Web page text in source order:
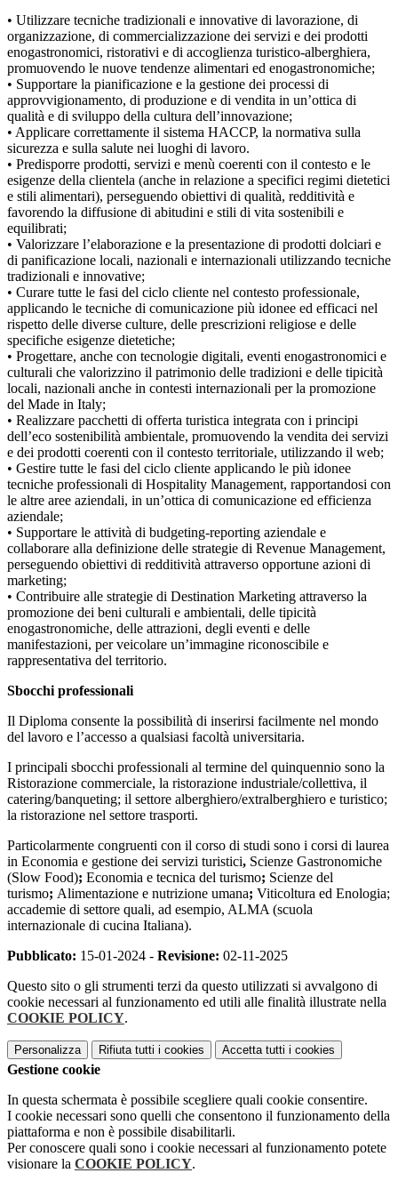
• Utilizzare tecniche tradizionali e innovative di lavorazione, di
organizzazione, di commercializzazione dei servizi e dei prodotti
enogastronomici, ristorativi e di accoglienza turistico-alberghiera,
promuovendo le nuove tendenze alimentari ed enogastronomiche;
• Supportare la pianificazione e la gestione dei processi di
approvvigionamento, di produzione e di vendita in un’ottica di
qualità e di sviluppo della cultura dell’innovazione;
• Applicare correttamente il sistema HACCP, la normativa sulla
sicurezza e sulla salute nei luoghi di lavoro.
• Predisporre prodotti, servizi e menù coerenti con il contesto e le
esigenze della clientela (anche in relazione a specifici regimi dietetici
e stili alimentari), perseguendo obiettivi di qualità, redditività e
favorendo la diffusione di abitudini e stili di vita sostenibili e
equilibrati;
• Valorizzare l’elaborazione e la presentazione di prodotti dolciari e
di panificazione locali, nazionali e internazionali utilizzando tecniche
tradizionali e innovative;
• Curare tutte le fasi del ciclo cliente nel contesto professionale,
applicando le tecniche di comunicazione più idonee ed efficaci nel
rispetto delle diverse culture, delle prescrizioni religiose e delle
specifiche esigenze dietetiche;
• Progettare, anche con tecnologie digitali, eventi enogastronomici e
culturali che valorizzino il patrimonio delle tradizioni e delle tipicità
locali, nazionali anche in contesti internazionali per la promozione
del Made in Italy;
• Realizzare pacchetti di offerta turistica integrata con i principi
dell’eco sostenibilità ambientale, promuovendo la vendita dei servizi
e dei prodotti coerenti con il contesto territoriale, utilizzando il web;
• Gestire tutte le fasi del ciclo cliente applicando le più idonee
tecniche professionali di Hospitality Management, rapportandosi con
le altre aree aziendali, in un’ottica di comunicazione ed efficienza
aziendale;
• Supportare le attività di budgeting-reporting aziendale e
collaborare alla definizione delle strategie di Revenue Management,
perseguendo obiettivi di redditività attraverso opportune azioni di
marketing;
• Contribuire alle strategie di Destination Marketing attraverso la
promozione dei beni culturali e ambientali, delle tipicità
enogastronomiche, delle attrazioni, degli eventi e delle
manifestazioni, per veicolare un’immagine riconoscibile e
rappresentativa del territorio.
Sbocchi professionali
Il Diploma consente la possibilità di inserirsi facilmente nel mondo
del lavoro e l’accesso a qualsiasi facoltà universitaria.
I principali sbocchi professionali al termine del quinquennio sono la
Ristorazione commerciale, la ristorazione industriale/collettiva, il
catering/banqueting; il settore alberghiero/extralberghiero e turistico;
la ristorazione nel settore trasporti.
Particolarmente congruenti con il corso di studi sono i corsi di laurea
in Economia e gestione dei servizi turistici, Scienze Gastronomiche
(Slow Food); Economia e tecnica del turismo; Scienze del
turismo; Alimentazione e nutrizione umana; Viticoltura ed Enologia;
accademie di settore quali, ad esempio, ALMA (scuola
internazionale di cucina Italiana).
Pubblicato: 15-01-2024 - Revisione: 02-11-2025
Questo sito o gli strumenti terzi da questo utilizzati si avvalgono di
cookie necessari al funzionamento ed utili alle finalità illustrate nella
COOKIE POLICY.
Personalizza Rifiuta tutti i cookies Accetta tutti i cookies
Gestione cookie
In questa schermata è possibile scegliere quali cookie consentire.
I cookie necessari sono quelli che consentono il funzionamento della
piattaforma e non è possibile disabilitarli.
Per conoscere quali sono i cookie necessari al funzionamento potete
visionare la COOKIE POLICY.